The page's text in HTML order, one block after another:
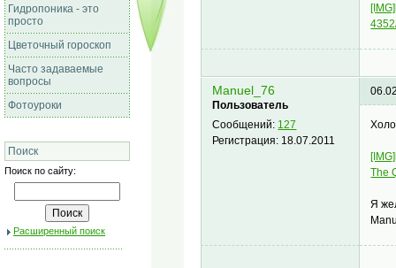
Гидропоника - это
просто
Цветочный гороскоп
Часто задаваемые
вопросы
Фотоуроки
Поиск
Поиск по сайту:
Расширенный поиск
Manuel_76
Пользователь
Сообщений: 127
Регистрация: 18.07.2011
The
Я